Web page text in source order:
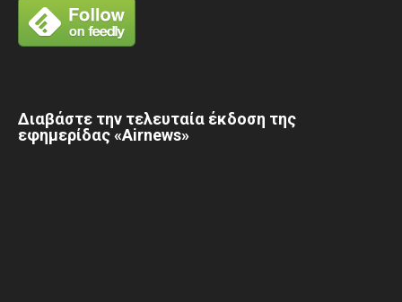
Διαβάστε την τελευταία έκδοση της
εφημερίδας «Airnews»